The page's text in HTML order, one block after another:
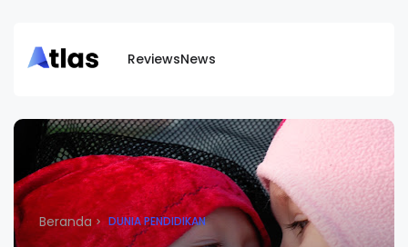
ReviewsNews
Beranda DUNIA PENDIDIKAN